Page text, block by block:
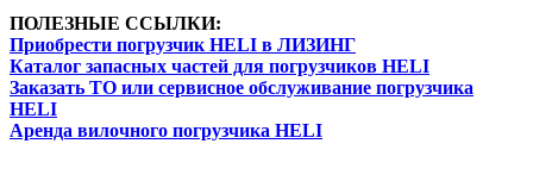
ПОЛЕЗНЫЕ ССЫЛКИ:
Приобрести погрузчик HELI в ЛИЗИНГ
Каталог запасных частей для погрузчиков HELI
Заказать ТО или сервисное обслуживание погрузчика
HELI
Аренда вилочного погрузчика HELI